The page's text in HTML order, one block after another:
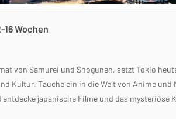
16 Wochen
von Samurei und Shogunen, setzt Tokio
Kultur. Tauche ein in die Welt von Anime und
entdecke japanische Filme und das mysteriöse